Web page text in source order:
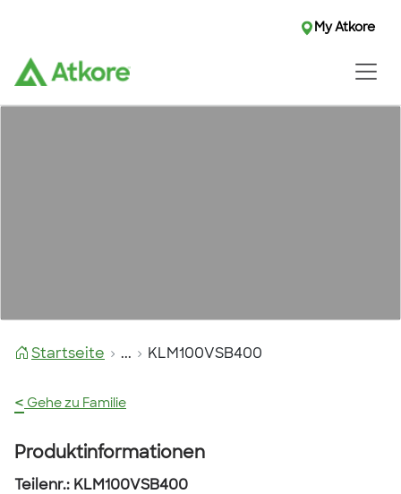
My Atkore
Startseite ... KLM100VSB400
< Gehe zu Familie
Produktinformationen
Teilenr.: KLM100VSB400